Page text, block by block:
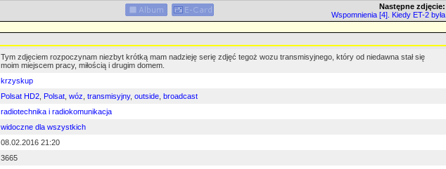
Następne zdjęcie:
Wspomnienia [4]. Kiedy ET-2 była
Tym zdjęciem rozpoczynam niezbyt krótką mam nadzieję serię zdjęć tegoż wozu transmisyjnego, który od niedawna stał się
moim miejscem pracy, miłością i drugim domem.
krzyskup
Polsat HD2 Polsat wóz transmisyjny, outside broadcast
radiotechnika i radiokomunikacja
widoczne dla wszystkich
08.02.2016 21:20
3665